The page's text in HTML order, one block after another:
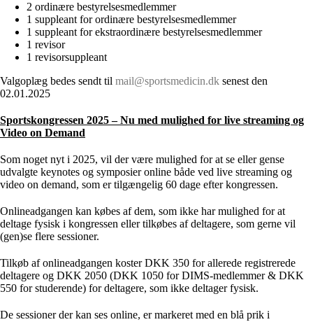
2 ordinære bestyrelsesmedlemmer
1 suppleant for ordinære bestyrelsesmedlemmer
1 suppleant for ekstraordinære bestyrelsesmedlemmer
1 revisor
1 revisorsuppleant
Valgoplæg bedes sendt til mail@sportsmedicin.dk senest den
02.01.2025
Sportskongressen 2025 – Nu med mulighed for live streaming og
Video on Demand
Som noget nyt i 2025, vil der være mulighed for at se eller gense
udvalgte keynotes og symposier online både ved live streaming og
video on demand, som er tilgængelig 60 dage efter kongressen.
Onlineadgangen kan købes af dem, som ikke har mulighed for at
deltage fysisk i kongressen eller tilkøbes af deltagere, som gerne vil
(gen)se flere sessioner.
Tilkøb af onlineadgangen koster DKK 350 for allerede registrerede
deltagere og DKK 2050 (DKK 1050 for DIMS-medlemmer & DKK
550 for studerende) for deltagere, som ikke deltager fysisk.
De sessioner der kan ses online, er markeret med en blå prik i